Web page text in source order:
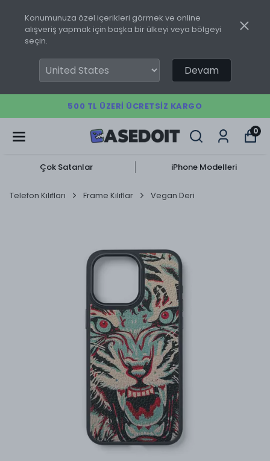
Konumunuza özel içerikleri görmek ve online
alışveriş yapmak için başka bir ülkeyi veya bölgeyi
seçin.
Devam
500 TL ÜZERI ÜCRETSIZ KARGO
0
Çok Satanlar iPhone Modelleri
Telefon Kılıfları Frame Kılıflar Vegan Deri